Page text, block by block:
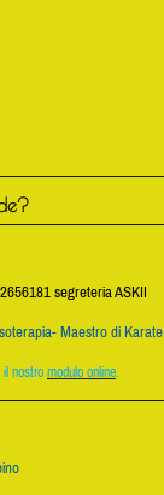
segreteria ASKII
Maestro di Karate
il nostro modulo online